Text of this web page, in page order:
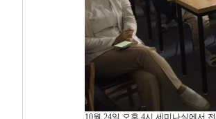
10월 24일 오후 4시 세미나실에서